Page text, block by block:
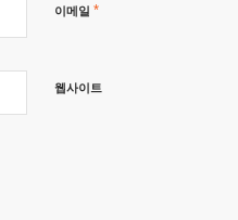
이메일 *
웹사이트